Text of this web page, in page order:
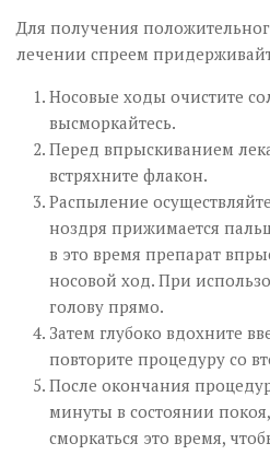
Для получения
лечении спреем
Носовые ходы очистите
высморкайтесь.
Перед впрыскиванием
встряхните флакон.
Распыление
ноздря прижимается
в это время препарат
носовой ход. При
голову прямо.
Затем глубоко вдохните
повторите процедуру со
После окончания
минуты в состоянии покоя,
сморкаться это время,